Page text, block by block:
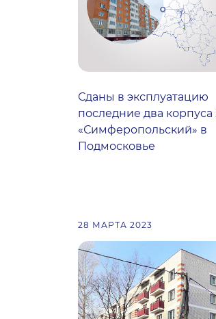
Сданы в эксплуатацию
последние два
«Симферопольский» в
Подмосковье
28 МАРТА 2023